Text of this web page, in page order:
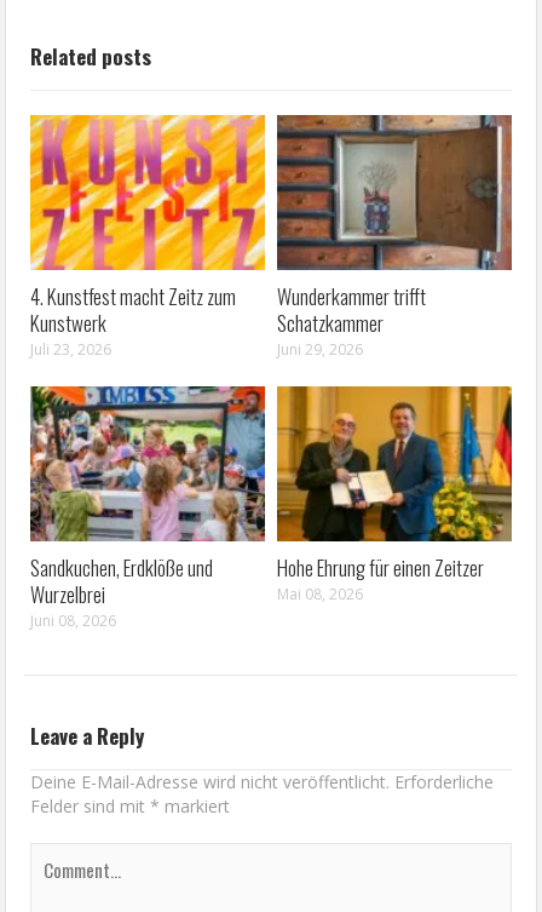
Related posts
4. Kunstfest macht Zeitz zum
Kunstwerk
Juli 23, 2026
Wunderkammer trifft
Schatzkammer
Juni 29, 2026
Sandkuchen, Erdklöße und
Wurzelbrei
Juni 08, 2026
Hohe Ehrung für einen Zeitzer
Mai 08, 2026
Leave a Reply
Deine E-Mail-Adresse wird nicht veröffentlicht. Erforderliche
Felder sind mit* markiert